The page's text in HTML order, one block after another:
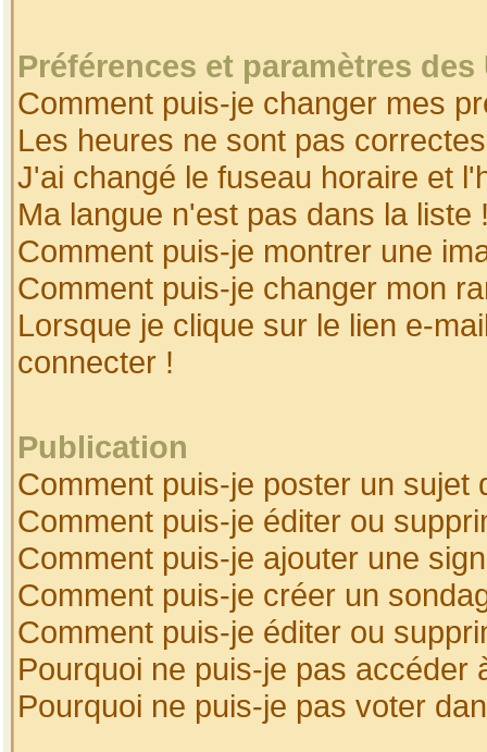
Préférences et paramètres
Comment puis-je changer mes
Les heures ne sont pas
J'ai changé le fuseau horaire et
Ma langue n'est pas dans la liste
Comment puis-je montrer une
Comment puis-je changer mon
Lorsque je clique sur le lien e-
connecter !
Publication
Comment puis-je poster un sujet
Comment puis-je éditer ou
Comment puis-je ajouter une
Comment puis-je créer un
Comment puis-je éditer ou
Pourquoi ne puis-je pas accéder
Pourquoi ne puis-je pas voter